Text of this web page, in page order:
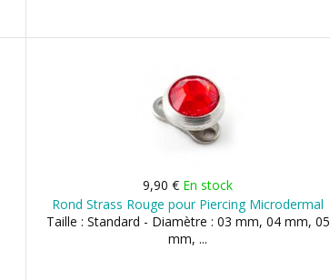
9,90 € En stock
Rond Strass Rouge pour Piercing Microdermal
Taille : Standard - Diamètre : 03 mm, 04 mm, 05
mm, ...